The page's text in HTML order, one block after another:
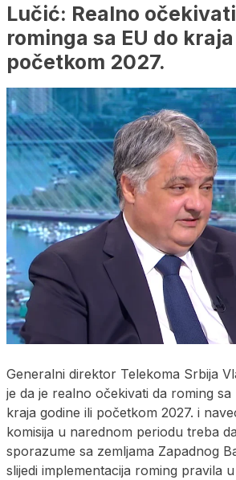
Lučić: Realno
rominga sa EU do
početkom 2027.
Generalni direktor Telekoma Srbija
je da je realno očekivati da roming
kraja godine ili početkom 2027. i
komisija u narednom periodu treba
sporazume sa zemljama Zapadnog
slijedi implementacija roming pravila